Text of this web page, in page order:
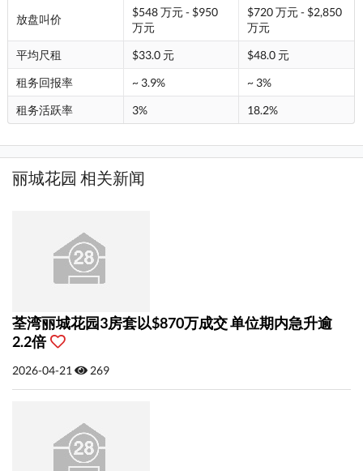
放盘叫价
$548 万元 - $950
万元
$720 万元 - $2,850
万元
平均尺租
$33.0 元
$48.0 元
租务回报率
~ 3.9%
~ 3%
租务活跃率
3% 18.2%
丽城花园 相关新闻
荃湾丽城花园3房套以$870万成交 单位期内急升逾
2.2倍
2026-04-21 269